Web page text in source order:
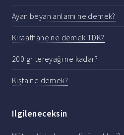
Ayan beyan anlamı ne demek?
Kıraathane ne demek TDK?
200 gr tereyağı ne kadar?
Kışta ne demek?
Ilgileneceksin